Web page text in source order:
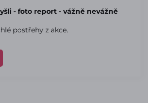
- foto report - vážně nevážně
postřehy z akce.